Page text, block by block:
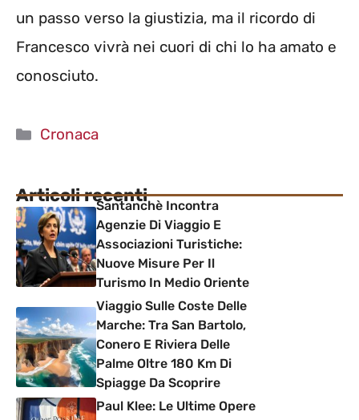
un passo verso la giustizia, ma il ricordo di
Francesco vivrà nei cuori di chi lo ha amato e
conosciuto.
Categorie
Cronaca
Articoli recentiSantanchè Incontra
Agenzie Di Viaggio E
Associazioni Turistiche:
Nuove Misure Per Il
Turismo In Medio Oriente
Viaggio Sulle Coste Delle
Marche: Tra San Bartolo,
Conero E Riviera Delle
Palme Oltre 180 Km Di
Spiagge Da Scoprire
Paul Klee: Le Ultime Opere